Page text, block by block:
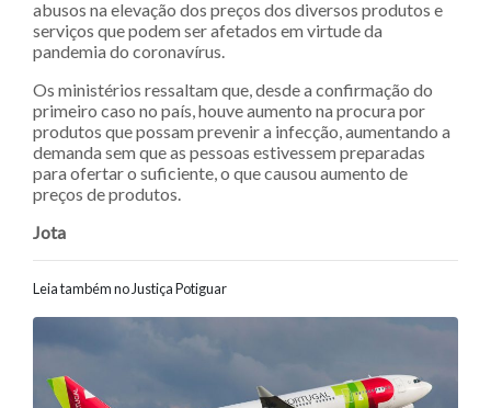
abusos na elevação dos preços dos diversos produtos e
serviços que podem ser afetados em virtude da
pandemia do coronavírus.
Os ministérios ressaltam que, desde a confirmação do
primeiro caso no país, houve aumento na procura por
produtos que possam prevenir a infecção, aumentando a
demanda sem que as pessoas estivessem preparadas
para ofertar o suficiente, o que causou aumento de
preços de produtos.
Jota
Leia também no Justiça Potiguar
Navegação entre posts